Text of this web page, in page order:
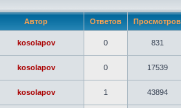
Автор Ответов Просмотров
kosolapov 0 831
kosolapov 0 17539
kosolapov 1 43894